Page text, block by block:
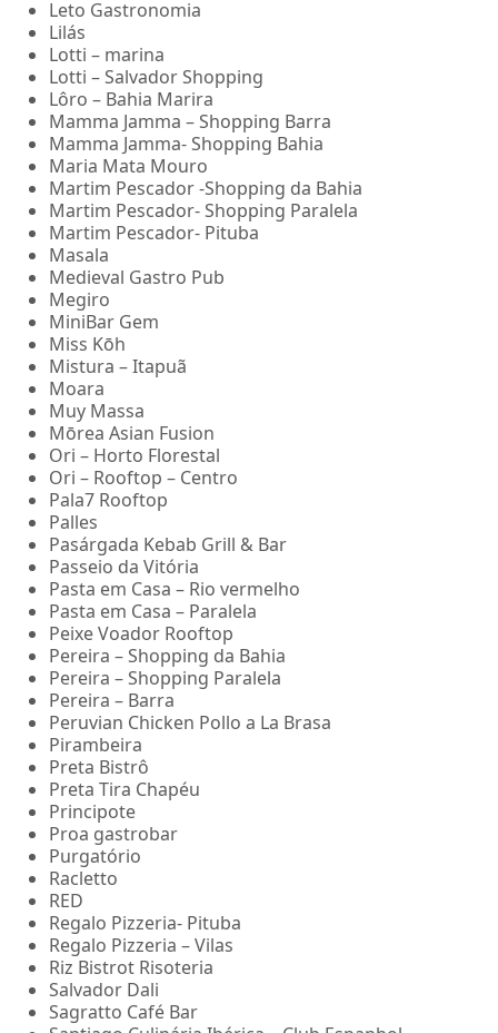
Leto Gastronomia
Lilás
Lotti – marina
Lotti – Salvador Shopping
Lôro – Bahia Marira
Mamma Jamma – Shopping Barra
Mamma Jamma- Shopping Bahia
Maria Mata Mouro
Martim Pescador -Shopping da Bahia
Martim Pescador- Shopping Paralela
Martim Pescador- Pituba
Masala
Medieval Gastro Pub
Megiro
MiniBar Gem
Miss Kōh
Mistura – Itapuã
Moara
Muy Massa
Mōrea Asian Fusion
Ori – Horto Florestal
Ori – Rooftop – Centro
Pala7 Rooftop
Palles
Pasárgada Kebab Grill & Bar
Passeio da Vitória
Pasta em Casa – Rio vermelho
Pasta em Casa – Paralela
Peixe Voador Rooftop
Pereira – Shopping da Bahia
Pereira – Shopping Paralela
Pereira – Barra
Peruvian Chicken Pollo a La Brasa
Pirambeira
Preta Bistrô
Preta Tira Chapéu
Principote
Proa gastrobar
Purgatório
Racletto
RED
Regalo Pizzeria- Pituba
Regalo Pizzeria – Vilas
Riz Bistrot Risoteria
Salvador Dali
Sagratto Café Bar